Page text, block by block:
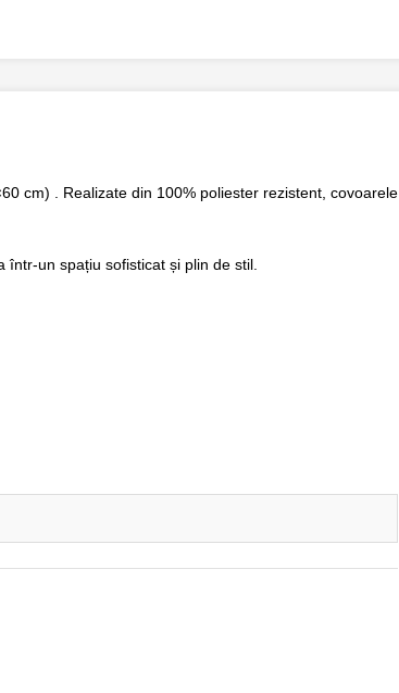
cm) . Realizate din 100% poliester rezistent , covoarele
un spațiu sofisticat și plin de stil.